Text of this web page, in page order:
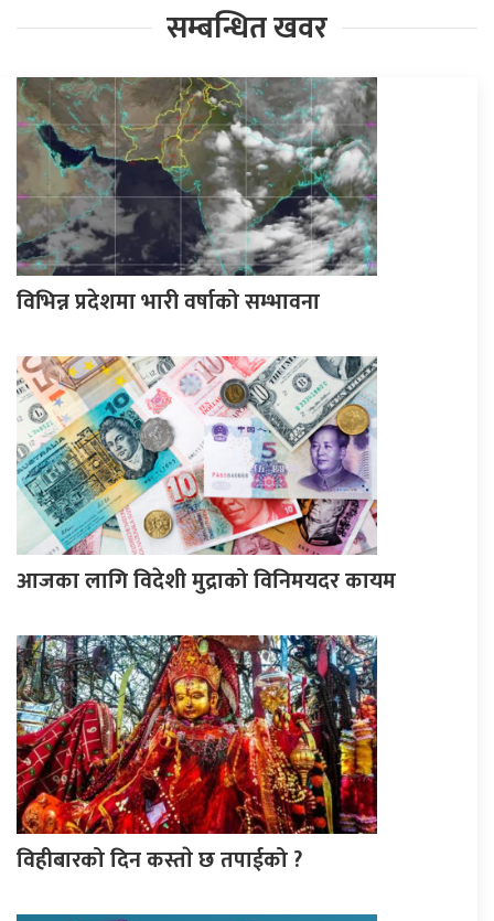
सम्बन्धित खवर
विभिन्न प्रदेशमा भारी वर्षाको सम्भावना
आजका लागि विदेशी मुद्राको विनिमयदर कायम
विहीबारको दिन कस्ताे छ तपाईको ?